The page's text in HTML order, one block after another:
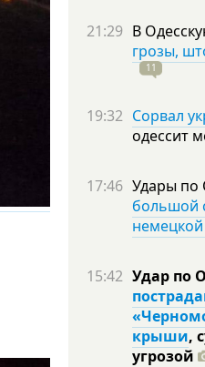
21:29 В
грозы,
11
19:32 Сорвал
одессит
17:46 Удары по
большой
15:42 Удар по
крыши,
угрозой